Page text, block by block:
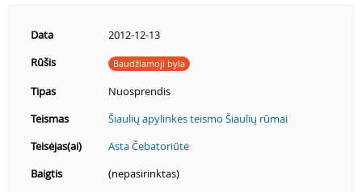
Data
2012-12-13
Rūšis
Baudžiamoji byla
Tipas
Nuosprendis
Teismas
Šiaulių apylinkės teismo Šiaulių rūmai
Teisėjas(ai)
Asta Čebatoriūtė
Baigtis
(nepasirinktas)